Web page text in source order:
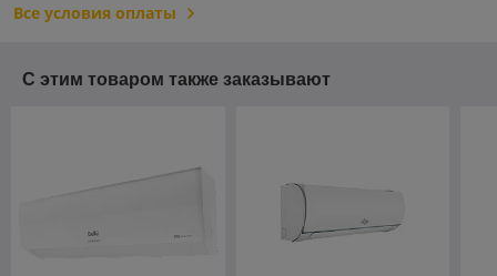
Все условия оплаты
С этим товаром также заказывают